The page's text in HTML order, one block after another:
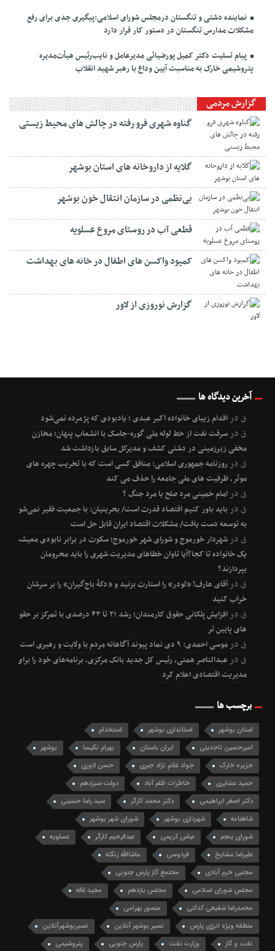
نماینده دشتی و تنگستان درمجلس شورای اسلامی:پیگیری جدی برای رفع
مشکلات مدارس تنگستان در دستور کار قرار دارد
پیام تسلیت دکتر کمیل پورضیائی مدیرعامل و نایب‌رئیس هیأت‌مدیره
پتروشیمی خارک به مناسبت آیین وداع با رهبر شهید انقلاب
گزارش مردمی
گناوه شهری فرو رفته در چالش های محیط زیستی
گلایه از داروخانه های استان بوشهر
بی‌نظمی در سازمان انتقال خون بوشهر
قطعی آب در روستای مروع عسلویه
کمیود واکسن های اطفال در خانه های بهداشت
گزارش نوروزی از لاور
آخرین دیدگاه ها
قدراقدام زیبای خانواده اکبر عبدی ؛ یادبودی که پژمرده نمی‌شود
قدرسرقت نفت از خط لوله ملی گوره-جاسک با انشعاب پنهان؛ مخازن
مخفی زیرزمینی در دشتی کشف و مدیرکل سابق بازداشت شد
قدرروزنامه جمهوری اسلامی: منافق کسی است که با تخریب چهره های
موثر، ظرفیت های ملی جامعه را حذف می کند
قدرامام خمینی مرد صلح یا مرد جنگ ؟
قدرباید باور کنیم اقتصاد قدرت است/ بحرینیان: با جمعیت فقیر نمی‌شود
به توسعه دست یافت/ مشکلات اقتصاد ایران قابل حل است
قدرشهردار خورموج و شورای شهر خورموج؛ سکوت در برابر نابودی معیشت
یک خانواده تا کجا؟آیا تاوان خطاهای مدیریت شهری را باید محرومان
بپردازند؟
قدرآقای عارف! «لودر» را استارت بزنید و «دکۀ باج‌گیران» را بر سرشان
خراب کنید
قدر
افزایش پلکانی حقوق کارمندان؛ رشد ۲۱ تا ۴۳ درصدی با تمرکز بر حقوق
های پایین تر
قدرموسی احمدی: ۹ دی نماد پیوند آگاهانه مردم با ولایت و رهبری است
قدر عبدالناصر همتی، رئیس کل جدید بانک مرکزی، برنامه‌های خود را برای
مدیریت اقتصادی اعلام کرد
برچسب ها
استان بوشهر استانداری بوشهر
استخدام
امیرحسین تاجدینی
ایران باستان بهرام نکیسا
بوشهر
جزیره خارک
جواد غلام نژاد جبری
حسن لاوری
حمید عشایری
خاطرات ظلم آباد
دولت سیزدهم
دکتر اصغر ابراهیمی
دکتر محمد کارگر
سید رضا حسینی
شاهنامه
شهرداری بوشهر
شورای شهر بوشهر
شورای پنجم
عباس کریمی عبدالرحیم کارگر
عسلویه
علیرضا مشایخ
فردوسی
ماشاالله زنگنه
مجتبی خرم آبادی
مجتمع گاز پارس جنوبی
مجلس شورای اسلامی
مجلس یازدهم
مجید غاله
محمدرضا شفیعی کدکنی
منصور بهرامی
منطقه ویژه انرژی پارس
نصیر بوشهر آنلاین
نصیربوشهرآنلاین
نفت و گاز
وزارت نفت پارس جنوبی پتروشیمی